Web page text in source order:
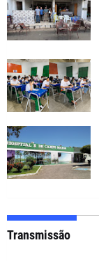
Transmissão